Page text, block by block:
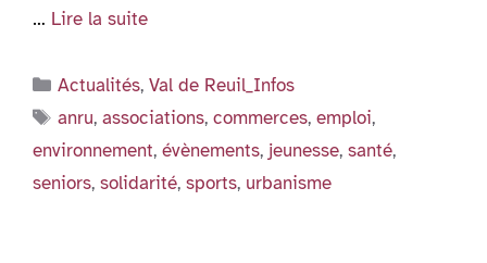
… Lire la suite
Catégories
Actualités,Val de Reuil_Infos
Étiquettes
anru,associations,commerces,emploi,
environnement, évènements, jeunesse, santé,
seniors, solidarité, sports, urbanisme